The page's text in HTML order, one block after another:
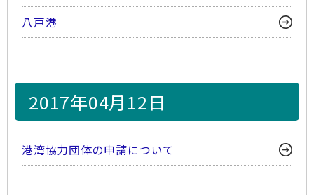
八戸港
2017年04月12日
港湾協力団体の申請について